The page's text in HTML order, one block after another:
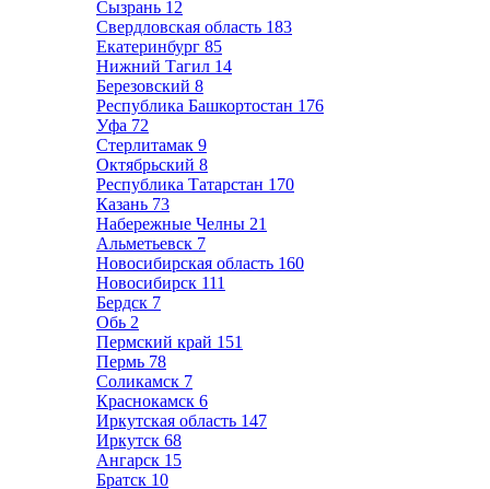
Сызрань 12
Свердловская область 183
Екатеринбург 85
Нижний Тагил 14
Березовский 8
Республика Башкортостан 176
Уфа 72
Стерлитамак 9
Октябрьский 8
Республика Татарстан 170
Казань 73
Набережные Челны 21
Альметьевск 7
Новосибирская область 160
Новосибирск 111
Бердск 7
Обь 2
Пермский край 151
Пермь 78
Соликамск 7
Краснокамск 6
Иркутская область 147
Иркутск 68
Ангарск 15
Братск 10